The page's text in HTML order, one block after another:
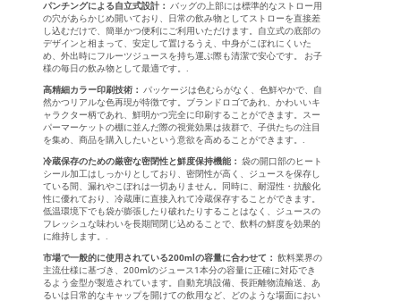
パンチングによる自立式設計： バッグの上部には標準的なストロー用
の穴があらかじめ開いており、日常の飲み物としてストローを直接差
し込むだけで、簡単かつ便利にご利用いただけます。自立式の底部の
デザインと相まって、安定して置けるうえ、中身がこぼれにくいた
め、外出時にフルーツジュースを持ち運ぶ際も清潔で安心です。 お子
様の毎日の飲み物として最適です。.
高精細カラー印刷技術：
パッケージは色むらがなく、色鮮やかで、自
然かつリアルな色再現が特徴です。ブランドロゴであれ、かわいいキ
ャラクター柄であれ、鮮明かつ完全に印刷することができます。スー
パーマーケットの棚に並んだ際の視覚効果は抜群で、子供たちの注目
を集め、商品を購入したいという意欲を高めることができます。.
冷蔵保存のための厳密な密閉性と鮮度保持機能： 袋の開口部のヒート
シール加工はしっかりとしており、密閉性が高く、ジュースを保存し
ている間、漏れやこぼれは一切ありません。同時に、耐湿性・抗酸化
性に優れており、冷蔵庫に直接入れて冷蔵保存することができます。
低温環境下でも袋が膨張したり破れたりすることはなく、ジュースの
フレッシュな味わいを長期間閉じ込めることで、飲料の鮮度を効果的
に維持します。.
市場で一般的に使用されている200mlの容量に合わせて： 飲料業界の
主流仕様に基づき、200mlのジュース1本分の容量に正確に対応でき
るよう金型が製造されています。自動充填設備、長距離物流輸送、あ
るいは日常的なキャップを開けての飲用など、どのような場面におい